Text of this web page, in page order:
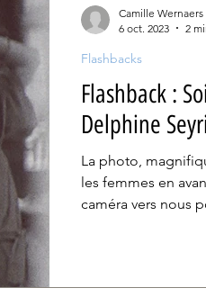
Flashback :
Delphine
La photo,
les femmes en
caméra vers nous
Flashbacks
Camille Wernaers
6 oct. 2023
2